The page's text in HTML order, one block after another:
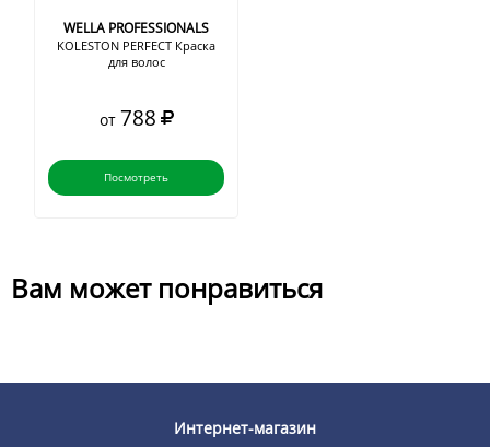
WELLA PROFESSIONALS
KOLESTON PERFECT Краска
для волос
от 788
Посмотреть
Вам может понравиться
Интернет-магазин